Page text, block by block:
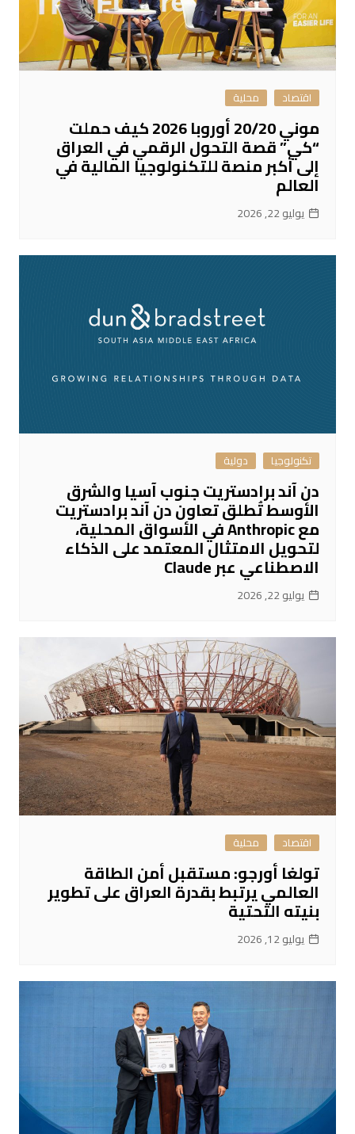
اقتصاد محلية
موني 20/20 أوروبا 2026 كيف حملت
“كي” قصة التحول الرقمي في العراق
إلى أكبر منصة للتكنولوجيا المالية في
العالم
يوليو 22, 2026
تكنولوجيا دولية
دن آند برادستريت جنوب آسيا والشرق
الأوسط تُطلق تعاون دن آند برادستريت
مع Anthropic في الأسواق المحلية،
لتحويل الامتثال المعتمد على الذكاء
الاصطناعي عبر Claude
يوليو 22, 2026
اقتصاد محلية
تولغا أورجو: مستقبل أمن الطاقة
العالمي يرتبط بقدرة العراق على تطوير
بنيته التحتية
يوليو 12, 2026